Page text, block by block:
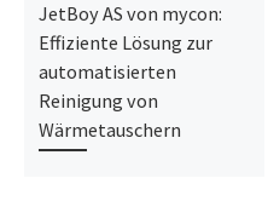
JetBoy AS von mycon:
Effiziente Lösung zur
automatisierten
Reinigung von
Wärmetauschern